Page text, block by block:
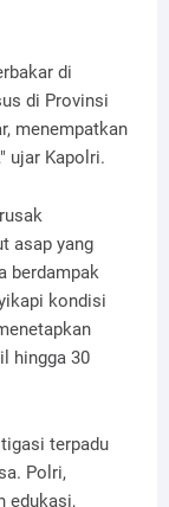
di
di Provinsi
menempatkan
ujar Kapolri.
asap yang
berdampak
kondisi
hingga 30
terpadu
Polri,
edukasi,